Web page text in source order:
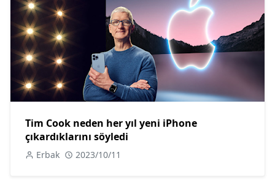
Tim Cook neden her yıl yeni iPhone
çıkardıklarını söyledi
Erbak 2023/10/11